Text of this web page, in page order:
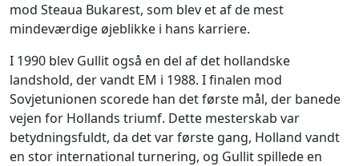
mod Steaua Bukarest, som blev et af de mest
mindeværdige øjeblikke i hans karriere.
I 1990 blev Gullit også en del af det hollandske
landshold, der vandt EM i 1988. I finalen mod
Sovjetunionen scorede han det første mål, der banede
vejen for Hollands triumf. Dette mesterskab var
betydningsfuldt, da det var første gang, Holland vandt
en stor international turnering, og Gullit spillede en